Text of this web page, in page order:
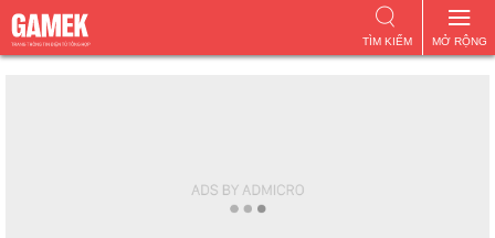
MỞ RỘNG
TÌM KIẾM